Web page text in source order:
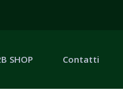
SHOP Contatti